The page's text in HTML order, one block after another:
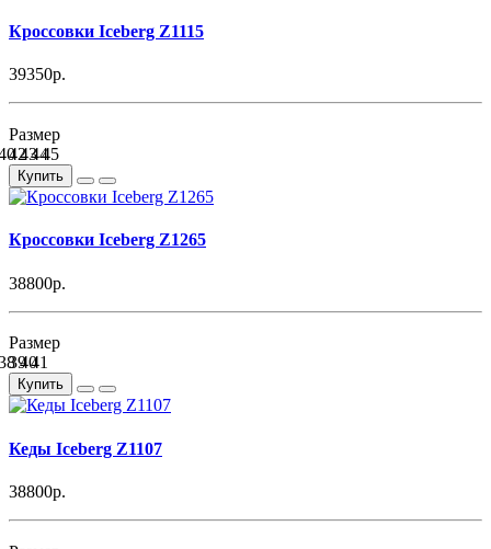
Кроссовки Iceberg Z1115
39350р.
Размер
42434445
Купить
Кроссовки Iceberg Z1265
38800р.
Размер
3940
41
Купить
Кеды Iceberg Z1107
38800р.